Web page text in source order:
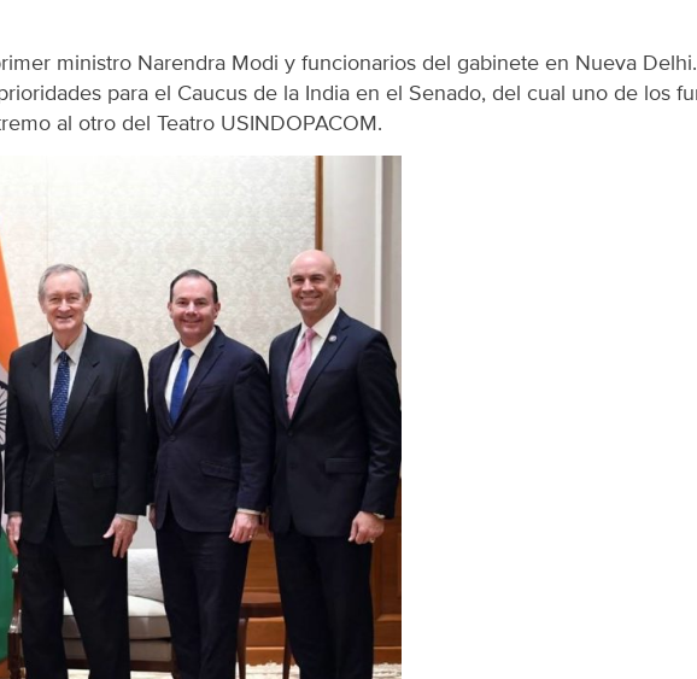
ministro Narendra Modi y funcionarios del gabinete en Nueva
para el Caucus de la India en el Senado, del cual uno de los
al otro del Teatro USINDOPACOM.